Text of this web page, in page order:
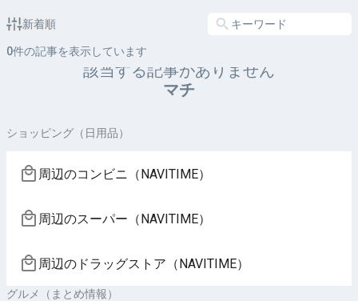
新着順
0件の記事を表示しています
該当する記事がありません
マチ
ショッピング（日用品）
周辺のコンビニ（NAVITIME）
周辺のスーパー（NAVITIME）
周辺のドラッグストア（NAVITIME）
グルメ（まとめ情報）